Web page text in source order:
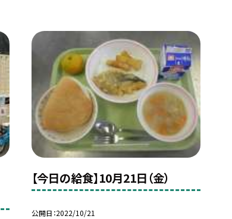
【今日の給食】10月21日（金）
公開日 2022/10/21